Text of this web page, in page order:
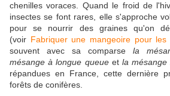
chenilles voraces. Quand le froid de
insectes se font rares, elle s'approche
pour se nourrir des graines qu'on
(voir Fabriquer une mangeoire pour les
souvent avec sa comparse la
mésange à longue queueetla mésange
répandues en France, cette dernière
forêts de conifères.